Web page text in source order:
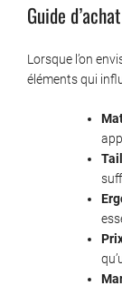
Guide
Lorsque l’on
éléments qui